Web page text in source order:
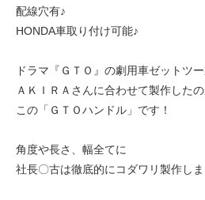
配線穴有♪
HONDA車取り付け可能♪
ドラマ『ＧＴＯ』の劇用車ゼットツ
ＡＫＩＲＡさんに合わせて製作した
この「ＧＴＯハンドル」です！
角度や長さ、幅全てに
社長〇古は徹底的にコダワリ製作しま